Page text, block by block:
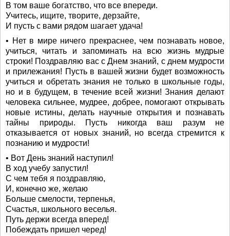
В том ваше богатство, что все впереди.
Учитесь, ищите, творите, дерзайте,
И пусть с вами рядом шагает удача!
• Нет в мире ничего прекраснее, чем познавать новое,
учиться, читать и запоминать на всю жизнь мудрые
строки! Поздравляю вас с Днем знаний, с днем мудрости
и прилежания! Пусть в вашей жизни будет возможность
учиться и обретать знания не только в школьные годы,
но и в будущем, в течение всей жизни! Знания делают
человека сильнее, мудрее, добрее, помогают открывать
новые истины, делать научные открытия и познавать
тайны природы. Пусть никогда ваш разум не
отказывается от новых знаний, но всегда стремится к
познанию и мудрости!
• Вот День знаний наступил!
В ход учебу запустил!
С чем тебя я поздравляю,
И, конечно же, желаю
Больше смелости, терпенья,
Счастья, школьного веселья.
Путь держи всегда вперед!
Побеждать пришел черед!